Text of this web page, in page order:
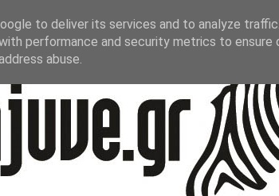
to deliver its services and to analyze
performance and security metrics to
abuse.